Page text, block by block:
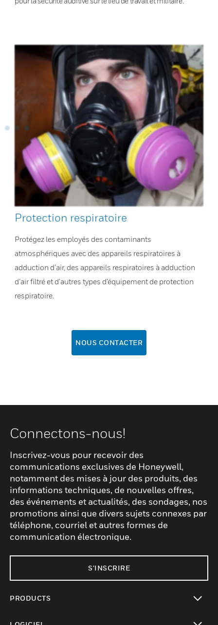
Protection respiratoire
Protégez les employés des contaminants
atmosphériques avec des appareils respiratoires à
adduction d’air, des appareils respiratoires à adduction
d’air filtré et d’autres types d’équipement de protection
respiratoire.
NOUS CONTACTER
Connectons-nous!
Inscrivez-vous pour recevoir des
communications exclusives de Honeywell,
notamment des mises à jour des produits, des
informations techniques, de nouvelles offres,
des événements et actualités, des sondages, nos
promotions ainsi que divers sujets connexes par
téléphone, courriel et autres formes de
communication électronique.
S'INSCRIRE
PRODUCTS